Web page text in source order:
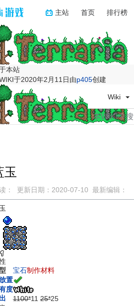
主站 首页 排行榜
本站
于2020年2月11日由p405创建
Wiki
玉
： 更新日期： 2020-07-10 最新编辑：
宝石制作材料
置
度
1100*11 25*25